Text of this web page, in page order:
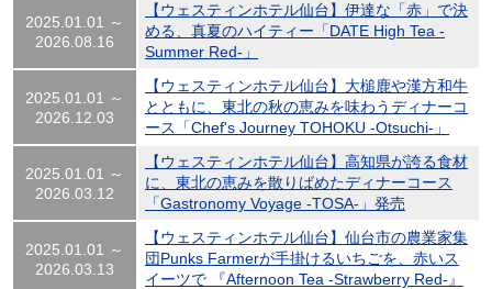
2025.01.01 ～
2026.08.16
【ウェスティンホテル仙台】伊達な「赤」で決
める、真夏のハイティー「DATE High Tea -
Summer Red-」
2025.01.01 ～
2026.12.03
【ウェスティンホテル仙台】大槌鹿や漢方和牛
とともに、東北の秋の恵みを味わうディナーコ
ース「Chef's Journey TOHOKU -Otsuchi-」
2025.01.01 ～
2026.03.12
【ウェスティンホテル仙台】高知県が誇る食材
に、東北の恵みを散りばめたディナーコース
「Gastronomy Voyage -TOSA-」発売
2025.01.01 ～
2026.03.13
【ウェスティンホテル仙台】仙台市の農業家集
団Punks Farmerが手掛けるいちごを、赤いス
イーツで 『Afternoon Tea -Strawberry Red-』